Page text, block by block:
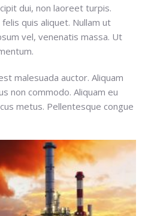
dui, non laoreet turpis.
quis aliquet. Nullam ut
vel, venenatis massa. Ut
malesuada auctor. Aliquam
non commodo. Aliquam eu
metus. Pellentesque congue